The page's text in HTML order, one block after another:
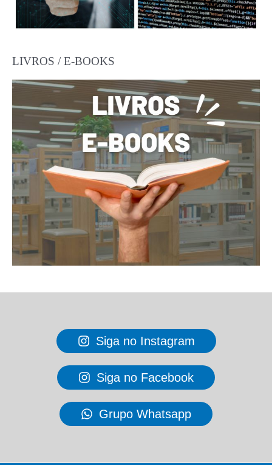
LIVROS / E-BOOKS
Siga no Instagram
Siga no Facebook
Grupo Whatsapp